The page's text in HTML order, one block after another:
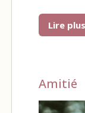
Lire plus
Amitié